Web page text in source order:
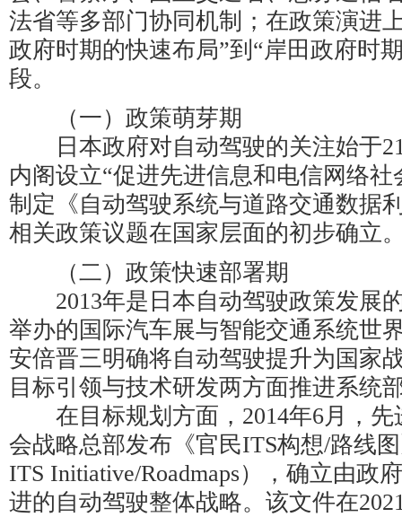
法省等多部门协同机制；在政策演进
政府时期的快速布局”到“岸田政府时
段。
（一）政策萌芽期
日本政府对自动驾驶的关注始于21
内阁设立“促进先进信息和电信网络
制定《自动驾驶系统与道路交通数据
相关政策议题在国家层面的初步确立
（二）政策快速部署期
2013年是日本自动驾驶政策发展
举办的国际汽车展与智能交通系统世
安倍晋三明确将自动驾驶提升为国家
目标引领与技术研发两方面推进系统
在目标规划方面，2014年6月，先
会战略总部发布《官民ITS构想/路线
ITS Initiative/Roadmaps），确立由政
进的自动驾驶整体战略。该文件在